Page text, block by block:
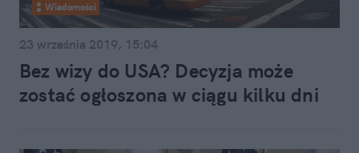
Wiadomości
23 września 2019, 15:04
Bez wizy do USA? Decyzja może
zostać ogłoszona w ciągu kilku dni